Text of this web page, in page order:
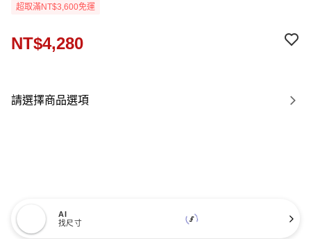
超取滿NT$3,600免運
NT$4,280
請選擇商品選項
AI
找尺寸